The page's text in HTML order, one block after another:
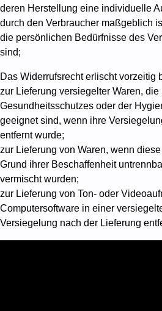
deren Herstellung eine individuelle
durch den Verbraucher maßgeblich
die persönlichen Bedürfnisse des
sind;
Das Widerrufsrecht erlischt vorzeitig
zur Lieferung versiegelter Waren,
Gesundheitsschutzes oder der
geeignet sind, wenn ihre
entfernt wurde;
zur Lieferung von Waren, wenn
Grund ihrer Beschaffenheit
vermischt wurden;
zur Lieferung von Ton- oder
Computersoftware in einer
Versiegelung nach der Lieferung